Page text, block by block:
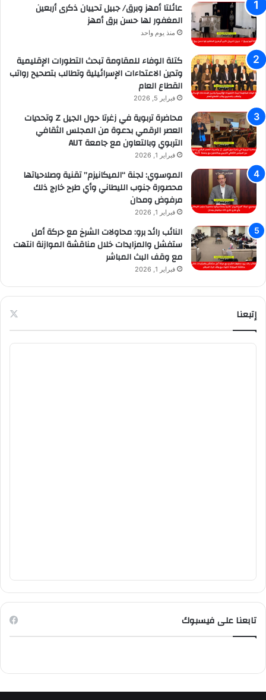
عائلتا أمهز وبرق/ جبيل تحييان ذكرى أربعين
المغفور لها حسن برق أمهز
منذ يوم واحد
كتلة الوفاء للمقاومة تبحث التطورات الإقليمية
وتدين الاعتداءات الإسرائيلية وتطالب بتصحيح رواتب
القطاع العام
فبراير 5, 2026
محاضرة تربوية في زغرتا حول الجيل Z وتحديات
العصر الرقمي بدعوة من المجلس الثقافي
التربوي وبالتعاون مع جامعة AUT
فبراير 1, 2026
الموسوي: لجنة “الميكانيزم” تقنية وصلاحياتها
محصورة جنوب الليطاني وأي طرح خارج ذلك
مرفوض ومدان
فبراير 1, 2026
النائب رائد برو: محاولات الشرخ مع حركة أمل
ستفشل والمزايدات خلال مناقشة الموازنة انتهت
مع وقف البث المباشر
فبراير 1, 2026
إتبعنا
تابعنا على فيسبوك